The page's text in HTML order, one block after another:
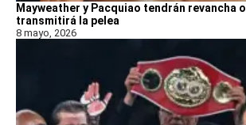
Mayweather y Pacquiao tendrán revancha
transmitirá la pelea
8 mayo, 2026